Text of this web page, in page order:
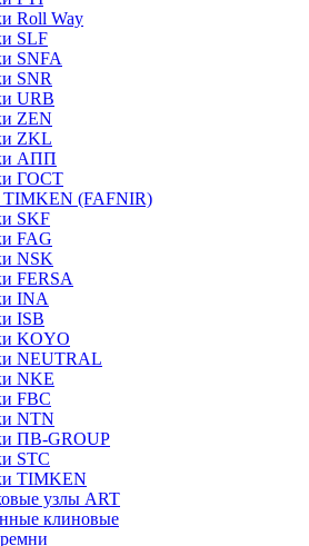
Roll Way
SLF
SNFA
SNR
URB
ZEN
ZKL
АПП
ГОСТ
(FAFNIR)
SKF
FAG
NSK
FERSA
INA
ISB
KOYO
NEUTRAL
NKE
FBC
NTN
ПВ-GROUP
STC
TIMKEN
узлы ART
клиновые